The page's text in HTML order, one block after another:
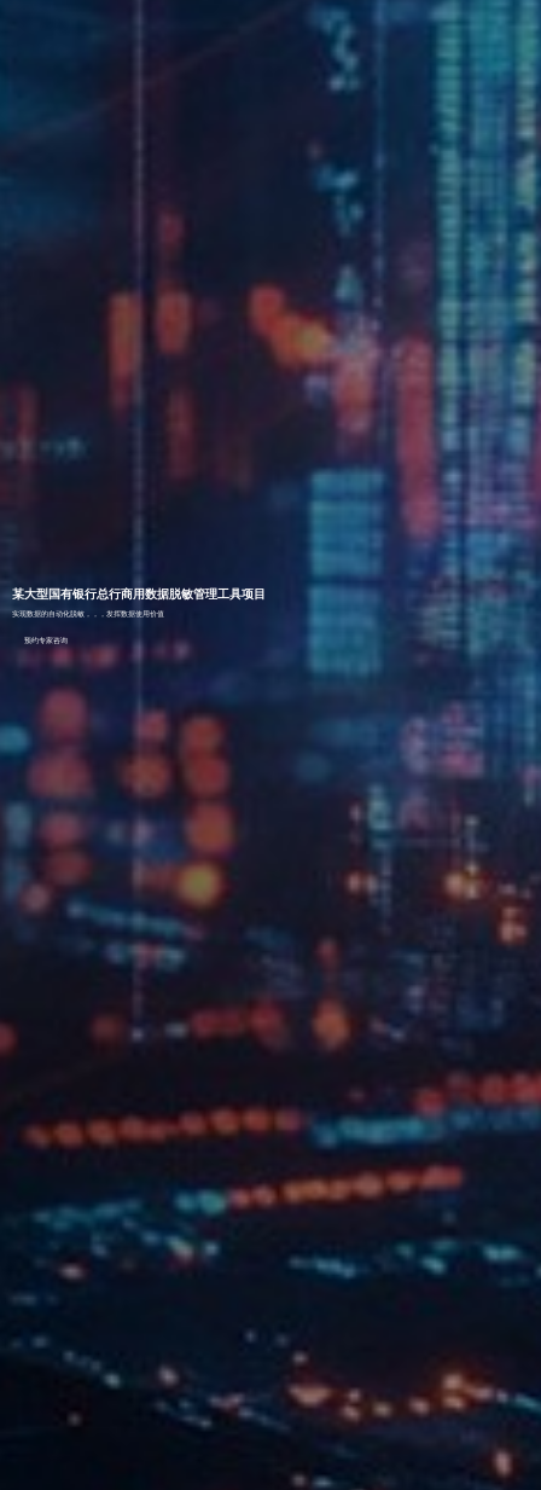
某大型国有银行总行商用数据脱敏管理工具项目
实现数据的自动化脱敏，，，发挥数据使用价值
预约专家咨询